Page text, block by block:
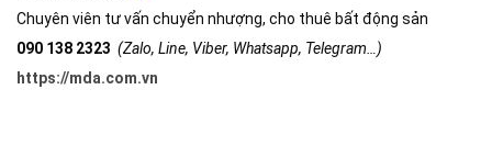
Chuyên viên tư vấn chuyển nhượng, cho thuê bất động sản
090 138 2323 (Zalo, Line, Viber, Whatsapp, Telegram…)
https://mda.com.vn